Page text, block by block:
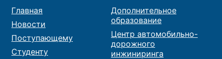
Главная
Новости
Поступающему
Студенту
Дополнительное
образование
Центр автомобильно-
дорожного
инжиниринга